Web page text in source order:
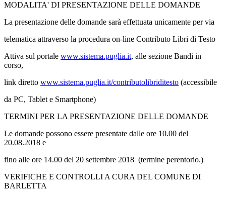
MODALITA' DI PRESENTAZIONE DELLE DOMANDE
La presentazione delle domande sarà effettuata unicamente per via
telematica attraverso la procedura on-line Contributo Libri di Testo
Attiva sul portale www.sistema.puglia.it, alle sezione Bandi in
corso,
link diretto www.sistema.puglia.it/contributolibriditesto (accessibile
da PC, Tablet e Smartphone)
TERMINI PER LA PRESENTAZIONE DELLE DOMANDE
Le domande possono essere presentate dalle ore 10.00 del
20.08.2018 e
fino alle ore 14.00 del 20 settembre 2018 (termine perentorio.)
VERIFICHE E CONTROLLI A CURA DEL COMUNE DI
BARLETTA